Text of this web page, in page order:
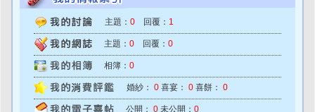
主題： 0 回覆： 1
主題： 0 回覆： 0
相簿： 0
婚紗： 0 喜宴： 0 喜餅： 0
公開： 0 未公開： 0